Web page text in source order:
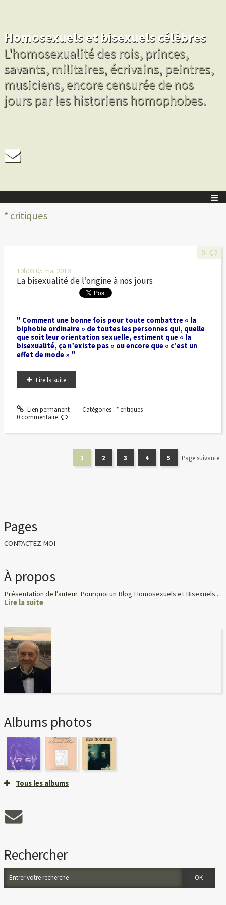
Homosexuels et bisexuels célèbres
L'homosexualité des rois, princes,
savants, militaires, écrivains, peintres,
musiciens, encore censurée de nos
jours par les historiens homophobes.
* critiques
10h03 05 mai 2018
La bisexualité de l’origine à nos jours
" Comment une bonne fois pour toute combattre « la
biphobie ordinaire » de toutes les personnes qui, quelle
que soit leur orientation sexuelle, estiment que « la
bisexualité, ça n’existe pas » ou encore que « c’est un
effet de mode » "
Lire la suite
Lien permanent Catégories : * critiques
0
0 commentaire
1 2 3 4 5 Page suivante
Pages
CONTACTEZ MOI
À propos
Présentation de l’auteur. Pourquoi un Blog Homosexuels et Bisexuels...
Lire la suite
Albums photos
Tous les albums
Rechercher